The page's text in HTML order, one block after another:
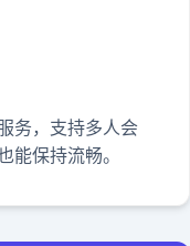
务，支持多人会
能保持流畅。